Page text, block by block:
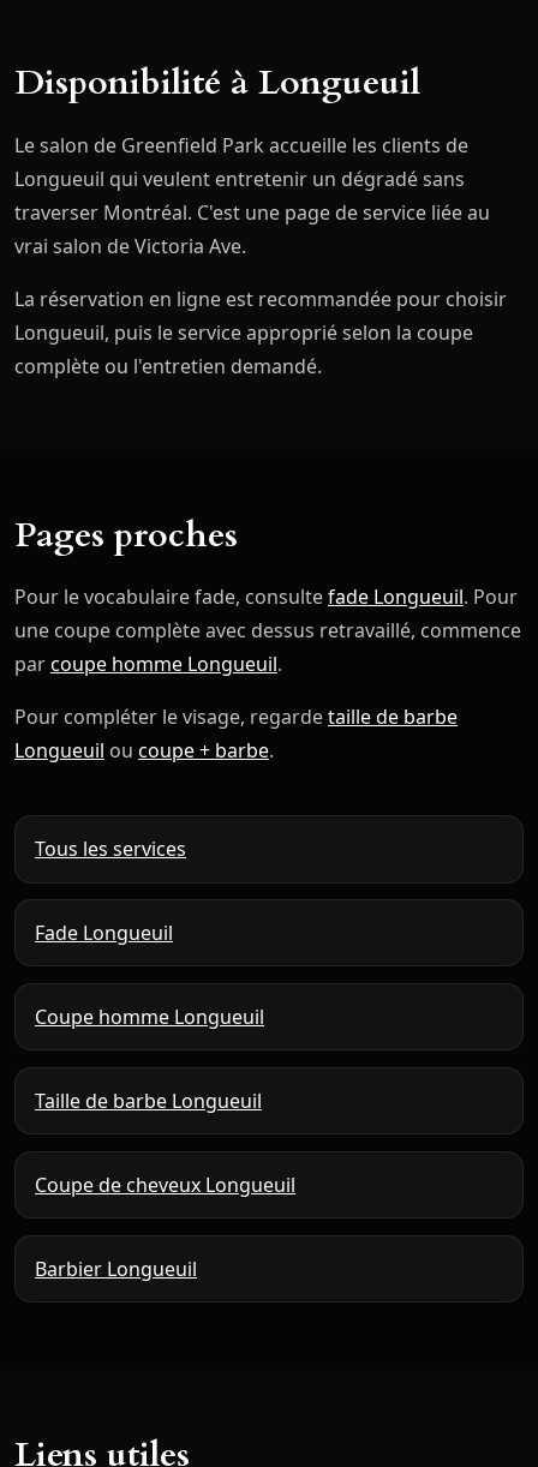
Disponibilité à Longueuil
Le salon de Greenfield Park accueille les clients de
Longueuil qui veulent entretenir un dégradé sans
traverser Montréal. C'est une page de service liée au
vrai salon de Victoria Ave.
La réservation en ligne est recommandée pour choisir
Longueuil, puis le service approprié selon la coupe
complète ou l'entretien demandé.
Pages proches
Pour le vocabulaire fade, consultefade Longueuil. Pour
une coupe complète avec dessus retravaillé, commence
parcoupe homme Longueuil.
Pour compléter le visage, regardetaille de barbe
Longueuil ou coupe + barbe.
Tous les services
Fade Longueuil
Coupe homme Longueuil
Taille de barbe Longueuil
Coupe de cheveux Longueuil
Barbier Longueuil
Liens utiles